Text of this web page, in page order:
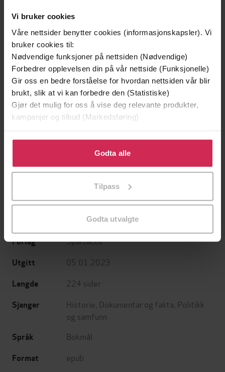
Vi bruker cookies
Våre nettsider benytter cookies (informasjonskapsler). Vi
bruker cookies til:
Nødvendige funksjoner på nettsiden (Nødvendige)
Forbedrer opplevelsen din på vår nettside (Funksjonelle)
Gir oss en bedre forståelse for hvordan nettsiden vår blir
brukt, slik at vi kan forbedre den (Statistiske)
Gjør det mulig for oss å vise deg relevante produkter,
kampanjer og tilbud (Markedsføring)
Klikk på «Godta alle» for å gi oss ditt samtykke til å
bruke cookies for alle disse formålene. Du kan også
tilpasse ditt samtykke til spesifikke formål ved å klikke
Godta alle
Tilpass
Godta utvalgte
199,-
Mysteriet på Capri
349,-
Undertittel kvinneliv i vikingtid
Kim Hjardar(forfatter)
Forlag Spartacus
Utgitt 05.01.2023
Lengde 224 sider
Sjanger Historie Dokumentar og fakta Politikk
og samfunn
Språk Bokmål
Format epub